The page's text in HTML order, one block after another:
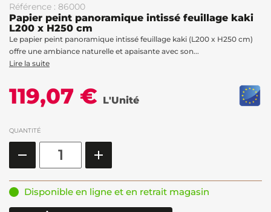
Référence : 86000
Papier peint panoramique intissé feuillage kaki
L200 x H250 cm
Le papier peint panoramique intissé feuillage kaki (L200 x H250 cm)
offre une ambiance naturelle et apaisante avec son...
Lire la suite
119,07 € L'Unité
QUANTITÉ
Disponible en ligne et en retrait magasin